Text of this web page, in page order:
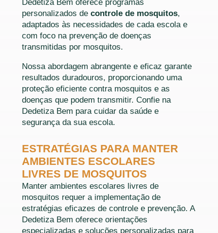
Dedetiza Bem oferece programas
personalizados de controle de mosquitos,
adaptados às necessidades de cada escola e
com foco na prevenção de doenças
transmitidas por mosquitos.
Nossa abordagem abrangente e eficaz garante
resultados duradouros, proporcionando uma
proteção eficiente contra mosquitos e as
doenças que podem transmitir. Confie na
Dedetiza Bem para cuidar da saúde e
segurança da sua escola.
ESTRATÉGIAS PARA MANTER
AMBIENTES ESCOLARES
LIVRES DE MOSQUITOS
Manter ambientes escolares livres de
mosquitos requer a implementação de
estratégias eficazes de controle e prevenção. A
Dedetiza Bem oferece orientações
especializadas e soluções personalizadas para